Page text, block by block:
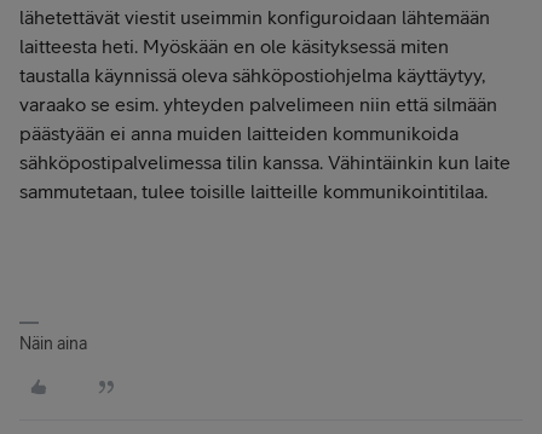
lähetettävät viestit useimmin konfiguroidaan lähtemään
laitteesta heti. Myöskään en ole käsityksessä miten
taustalla käynnissä oleva sähköpostiohjelma käyttäytyy,
varaako se esim. yhteyden palvelimeen niin että silmään
päästyään ei anna muiden laitteiden kommunikoida
sähköpostipalvelimessa tilin kanssa. Vähintäinkin kun laite
sammutetaan, tulee toisille laitteille kommunikointitilaa.
Näin aina